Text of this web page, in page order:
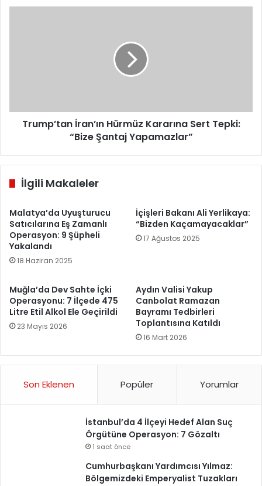
Yapamazlar”
Trump’tan İran’ın Hürmüz Kararına Sert Tepki:
“Bize Şantaj Yapamazlar”
İlgili Makaleler
Malatya’da Uyuşturucu
Satıcılarına Eş Zamanlı
Operasyon: 9 Şüpheli
Yakalandı
18 Haziran 2025
İçişleri Bakanı Ali Yerlikaya:
“Bizden Kaçamayacaklar”
17 Ağustos 2025
Muğla’da Dev Sahte İçki
Operasyonu: 7 İlçede 475
Litre Etil Alkol Ele Geçirildi
23 Mayıs 2026
Aydın Valisi Yakup
Canbolat Ramazan
Bayramı Tedbirleri
Toplantısına Katıldı
16 Mart 2026
Son Eklenen Popüler Yorumlar
İstanbul’da 4 İlçeyi Hedef Alan Suç
Örgütüne Operasyon: 7 Gözaltı
1 saat önce
Cumhurbaşkanı Yardımcısı Yılmaz:
Bölgemizdeki Emperyalist Tuzakları